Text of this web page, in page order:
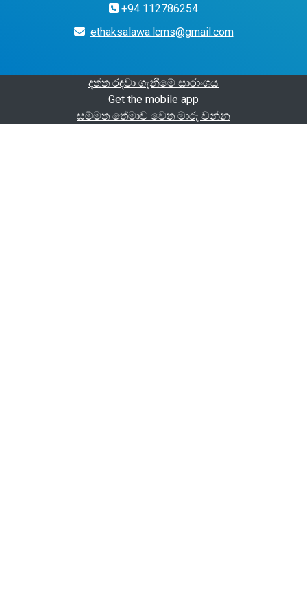
+94 112786254
ethaksalawa.lcms@gmail.com
දත්ත රඳවා ගැනීමේ සාරාංශය
Get the mobile app
සම්මත තේමාව වෙත මාරු වන්න